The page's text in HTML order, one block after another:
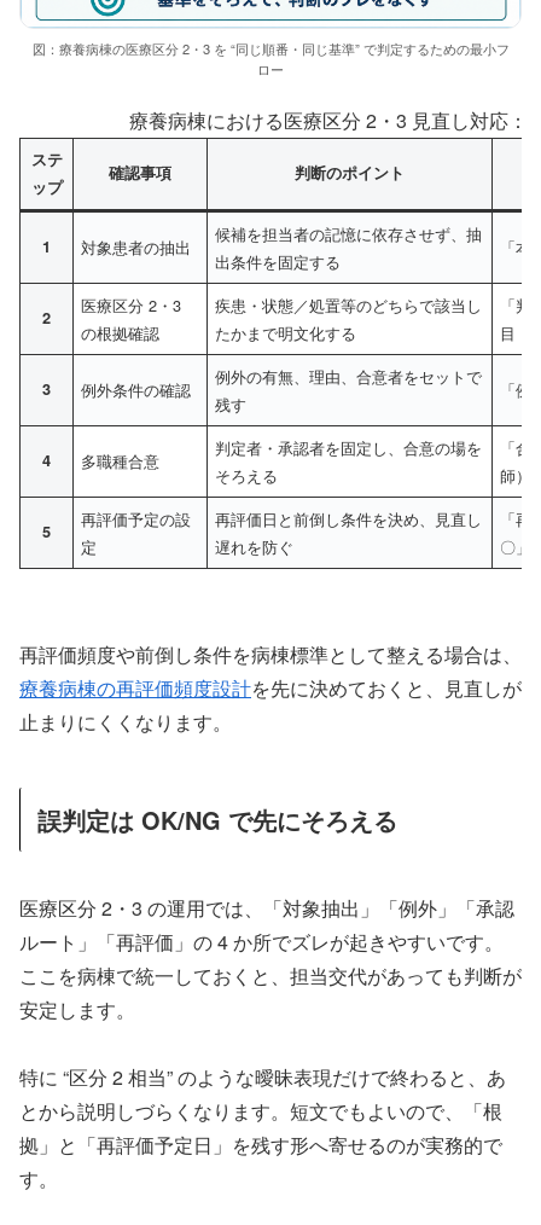
図：療養病棟の医療区分 2・3 を “同じ順番・同じ基準” で判定するための最小フ
ロー
療養病棟における医療区分 2・3 見直し対応：
ステ
ップ
確認事項 判断のポイント
1 対象患者の抽出
候補を担当者の記憶に依存させず、抽
出条件を固定する
「
2
医療区分 2・3
の根拠確認
疾患・状態／処置等のどちらで該当し
たかまで明文化する
「
目：
3 例外条件の確認
例外の有無、理由、合意者をセットで
残す
「
4 多職種合意
判定者・承認者を固定し、合意の場を
そろえる
「
師）
5
再評価予定の設
定
再評価日と前倒し条件を決め、見直し
遅れを防ぐ
「
〇」
再評価頻度や前倒し条件を病棟標準として整える場合は、
療養病棟の再評価頻度設計を先に決めておくと、見直しが
止まりにくくなります。
誤判定は OK/NG で先にそろえる
医療区分 2・3 の運用では、「対象抽出」「例外」「承認
ルート」「再評価」の 4 か所でズレが起きやすいです。
ここを病棟で統一しておくと、担当交代があっても判断が
安定します。
特に “区分 2 相当” のような曖昧表現だけで終わると、あ
とから説明しづらくなります。短文でもよいので、「根
拠」と「再評価予定日」を残す形へ寄せるのが実務的で
す。